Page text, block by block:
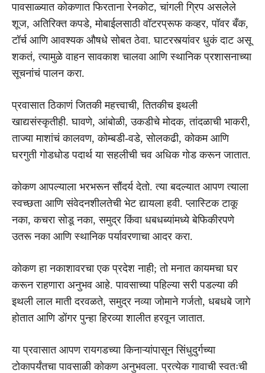
पावसाळ्यात कोकणात फिरताना रेनकोट, चांगली ग्रिप असलेले
शूज, अतिरिक्त कपडे, मोबाईलसाठी वॉटरप्रूफ कव्हर, पॉवर बँक,
टॉर्च आणि आवश्यक औषधे सोबत ठेवा. घाटरस्त्यांवर धुकं दाट असू
शकतं, त्यामुळे वाहन सावकाश चालवा आणि स्थानिक प्रशासनाच्या
सूचनांचं पालन करा.
प्रवासात ठिकाणं जितकी महत्त्वाची, तितकीच इथली
खाद्यसंस्कृतीही. घावणे, आंबोळी, उकडीचे मोदक, तांदळाची भाकरी,
ताज्या माशांचं कालवण, कोम्बडी-वडे, सोलकढी, कोकम आणि
घरगुती गोडधोड पदार्थ या सहलीची चव अधिक गोड करून जातात.
कोकण आपल्याला भरभरून सौंदर्य देतो. त्या बदल्यात आपण त्याला
स्वच्छता आणि संवेदनशीलतेची भेट द्यायला हवी. प्लास्टिक टाकू
नका, कचरा सोडू नका, समुद्र किंवा धबधब्यांमध्ये बेफिकीरपणे
उतरू नका आणि स्थानिक पर्यावरणाचा आदर करा.
कोकण हा नकाशावरचा एक प्रदेश नाही; तो मनात कायमचा घर
करून राहणारा अनुभव आहे. पावसाच्या पहिल्या सरी पडल्या की
इथली लाल माती दरवळते, समुद्र नव्या जोमाने गर्जतो, धबधबे जागे
होतात आणि डोंगर पुन्हा हिरव्या शालीत हरवून जातात.
या प्रवासात आपण रायगडच्या किनाऱ्यांपासून सिंधुदुर्गच्या
टोकापर्यंतचा पावसाळी कोकण अनुभवला. प्रत्येक गावाची स्वतःची